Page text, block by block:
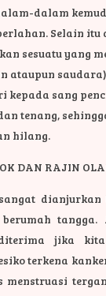
dalam
Selain itu
sesuatu yang
ataupun
kepada sang
tenang,
hilang.
DAN RAJIN
tangga.
jika
terkena
menstruasi